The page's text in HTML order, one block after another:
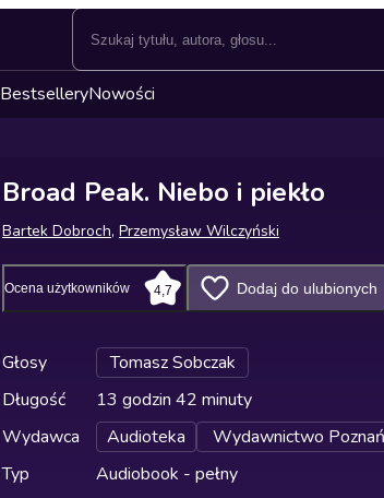
BestselleryNowości
Broad Peak. Niebo i piekło
Bartek Dobroch, Przemysław Wilczyński
Ocena użytkowników 4,7 Dodaj do ulubionych
Głosy
Tomasz Sobczak
Długość
13 godzin 42 minuty
Wydawca
Audioteka
Wydawnictwo
Typ
Audiobook - pełny